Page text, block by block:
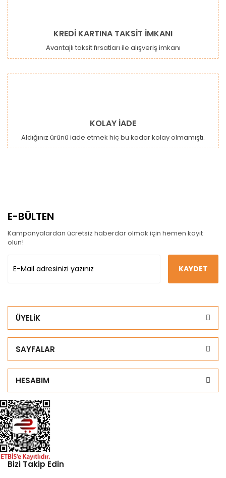
KREDİ KARTINA TAKSİT İMKANI
Avantajlı taksit fırsatları ile alışveriş imkanı
KOLAY İADE
Aldığınız ürünü iade etmek hiç bu kadar kolay olmamıştı.
E-BÜLTEN
Kampanyalardan ücretsiz haberdar olmak için hemen kayıt
olun!
KAYDET
ÜYELİK
SAYFALAR
HESABIM
Bizi Takip Edin